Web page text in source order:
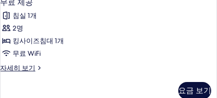
무
료
제
공
사
진
료
제
공
자
세
히
기
부
분
바
다
망
스
더
블
부
분
다
장
패
키
지]
디
무료 제공
침실 1개
2명
킹사이즈침대 1개
무료 WiFi
자세히 보기
[수
요금 보기